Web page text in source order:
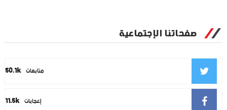
صفحاتنا الإجتماعية
50.1k متابعات
11.5k إعجابات